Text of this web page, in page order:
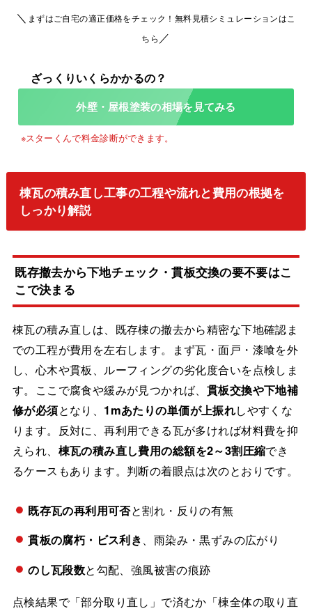
＼ まずはご自宅の適正価格をチェック！無料見積シミュレーションはこ
ちら ／
外壁・屋根塗装の相場を見てみる
棟瓦の積み直し工事の工程や流れと費用の根拠を
しっかり解説
既存撤去から下地チェック・貫板交換の要不要はこ
こで決まる
棟瓦の積み直しは、既存棟の撤去から精密な下地確認ま
での工程が費用を左右します。まず瓦・面戸・漆喰を外
し、心木や貫板、ルーフィングの劣化度合いを点検しま
す。ここで腐食や緩みが見つかれば、 貫板交換や下地補
修が必須となり、 1mあたりの単価が上振れしやすくな
ります。反対に、再利用できる瓦が多ければ材料費を抑
えられ、 棟瓦の積み直し費用の総額を2～3割圧縮でき
るケースもあります。判断の着眼点は次のとおりです。
既存瓦の再利用可否と割れ・反りの有無
貫板の腐朽・ビス利き、雨染み・黒ずみの広がり
のし瓦段数と勾配、強風被害の痕跡
点検結果で「部分取り直し」で済むか「棟全体の取り直